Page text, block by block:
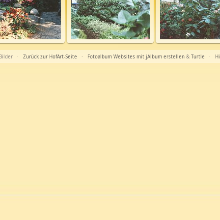
· Zurück zur HofArt-Seite · Fotoalbum Websites mit jAlbum erstellen& Turtle ·